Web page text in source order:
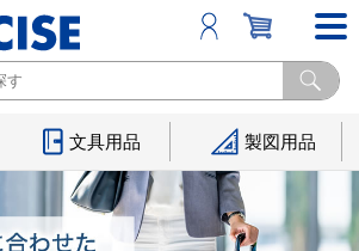
文具用品 製図用品